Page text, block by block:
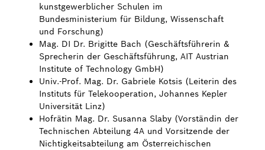
kunstgewerblicher Schulen im
Bundesministerium für Bildung, Wissenschaft
und Forschung)
Mag. DI Dr. Brigitte Bach (Geschäftsführerin &
Sprecherin der Geschäftsführung, AIT Austrian
Institute of Technology GmbH)
Univ.-Prof. Mag. Dr. Gabriele Kotsis (Leiterin des
Instituts für Telekooperation, Johannes Kepler
Universität Linz)
Hofrätin Mag. Dr. Susanna Slaby (Vorständin der
Technischen Abteilung 4A und Vorsitzende der
Nichtigkeitsabteilung am Österreichischen